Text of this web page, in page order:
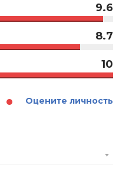
9.6
8.7
10
Оцените личность